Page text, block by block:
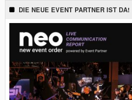
DIE NEUE EVENT PARTNER IST DA!